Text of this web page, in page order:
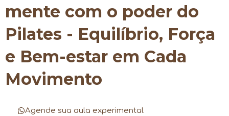
mente com o poder do
Pilates - Equilíbrio, Força
e Bem-estar em Cada
Movimento
Agende sua aula experimental